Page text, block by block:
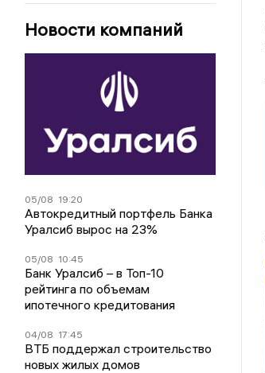
Новости компаний
05/08 19:20
Автокредитный портфель Банка
Уралсиб вырос на 23%
05/08 10:45
Банк Уралсиб – в Топ-10
рейтинга по объемам
ипотечного кредитования
04/08 17:45
ВТБ поддержал строительство
новых жилых домов